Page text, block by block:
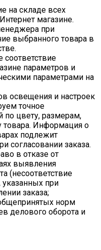
на складе всех
магазине.
при
выбранного товара в
параметров и
параметрами на
освещения и настроек
точное
по цвету, размерам,
товара. Информация о
подлежит
согласовании заказа.
в отказе от
выявления
(несоответствие
указанных при
заказа;
норм
делового оборота и